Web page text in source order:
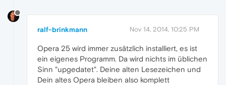
ralf-brinkmann Nov 14, 2014, 10:25 PM
Opera 25 wird immer zusätzlich installiert, es ist
ein eigenes Programm. Da wird nichts im üblichen
Sinn "upgedatet". Deine alten Lesezeichen und
Dein altes Opera bleiben also komplett